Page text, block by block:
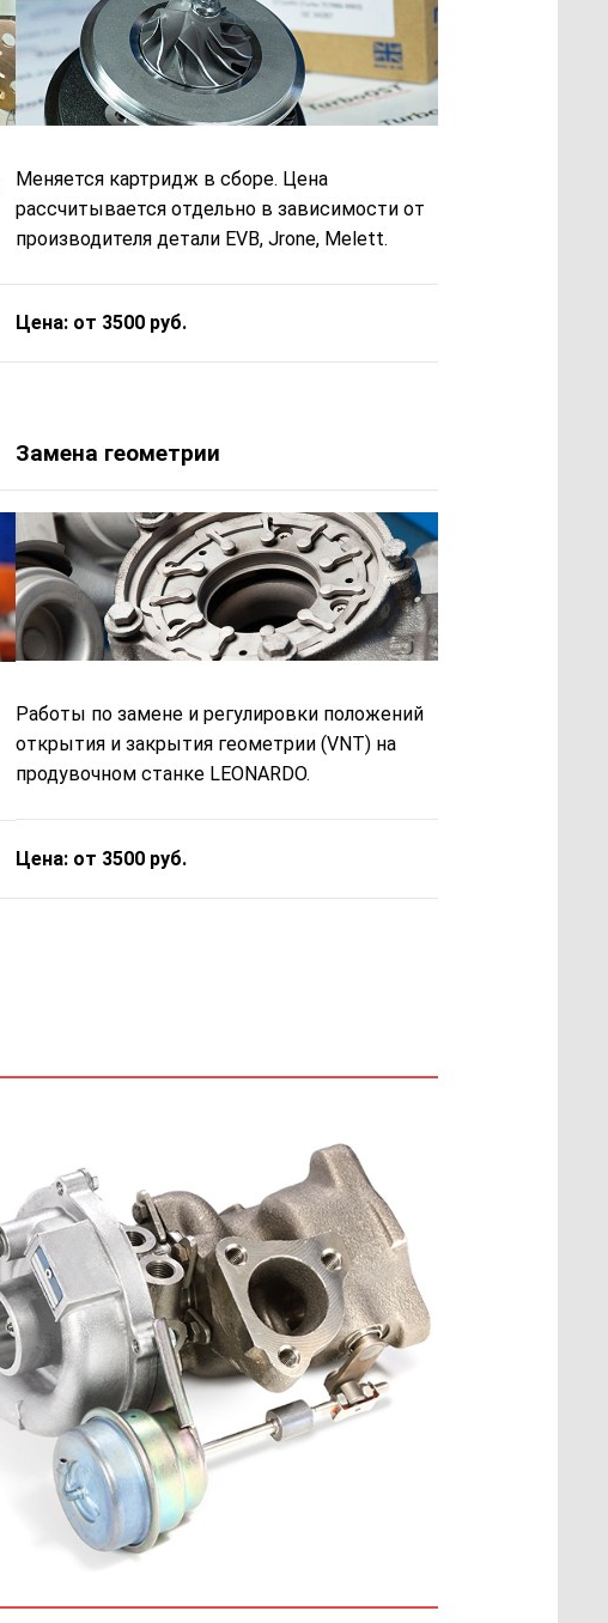
Меняется картридж в сборе. Цена
рассчитывается отдельно в зависимости от
производителя детали EVB, Jrone, Melett.
Цена: от 3500 руб.
Замена геометрии
Работы по замене и регулировки положений
открытия и закрытия геометрии (VNT) на
продувочном станке LEONARDO.
Цена: от 3500 руб.